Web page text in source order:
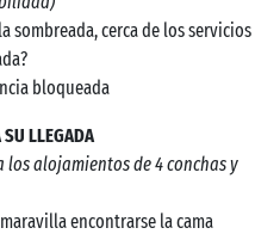
sombreada, cerca de los servicios
bloqueada
LLEGADA
los alojamientos de 4 conchas y
encontrarse la cama